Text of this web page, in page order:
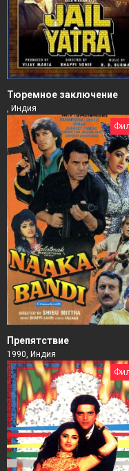
Тюремное заключение
, Индия
Препятствие
1990, Индия